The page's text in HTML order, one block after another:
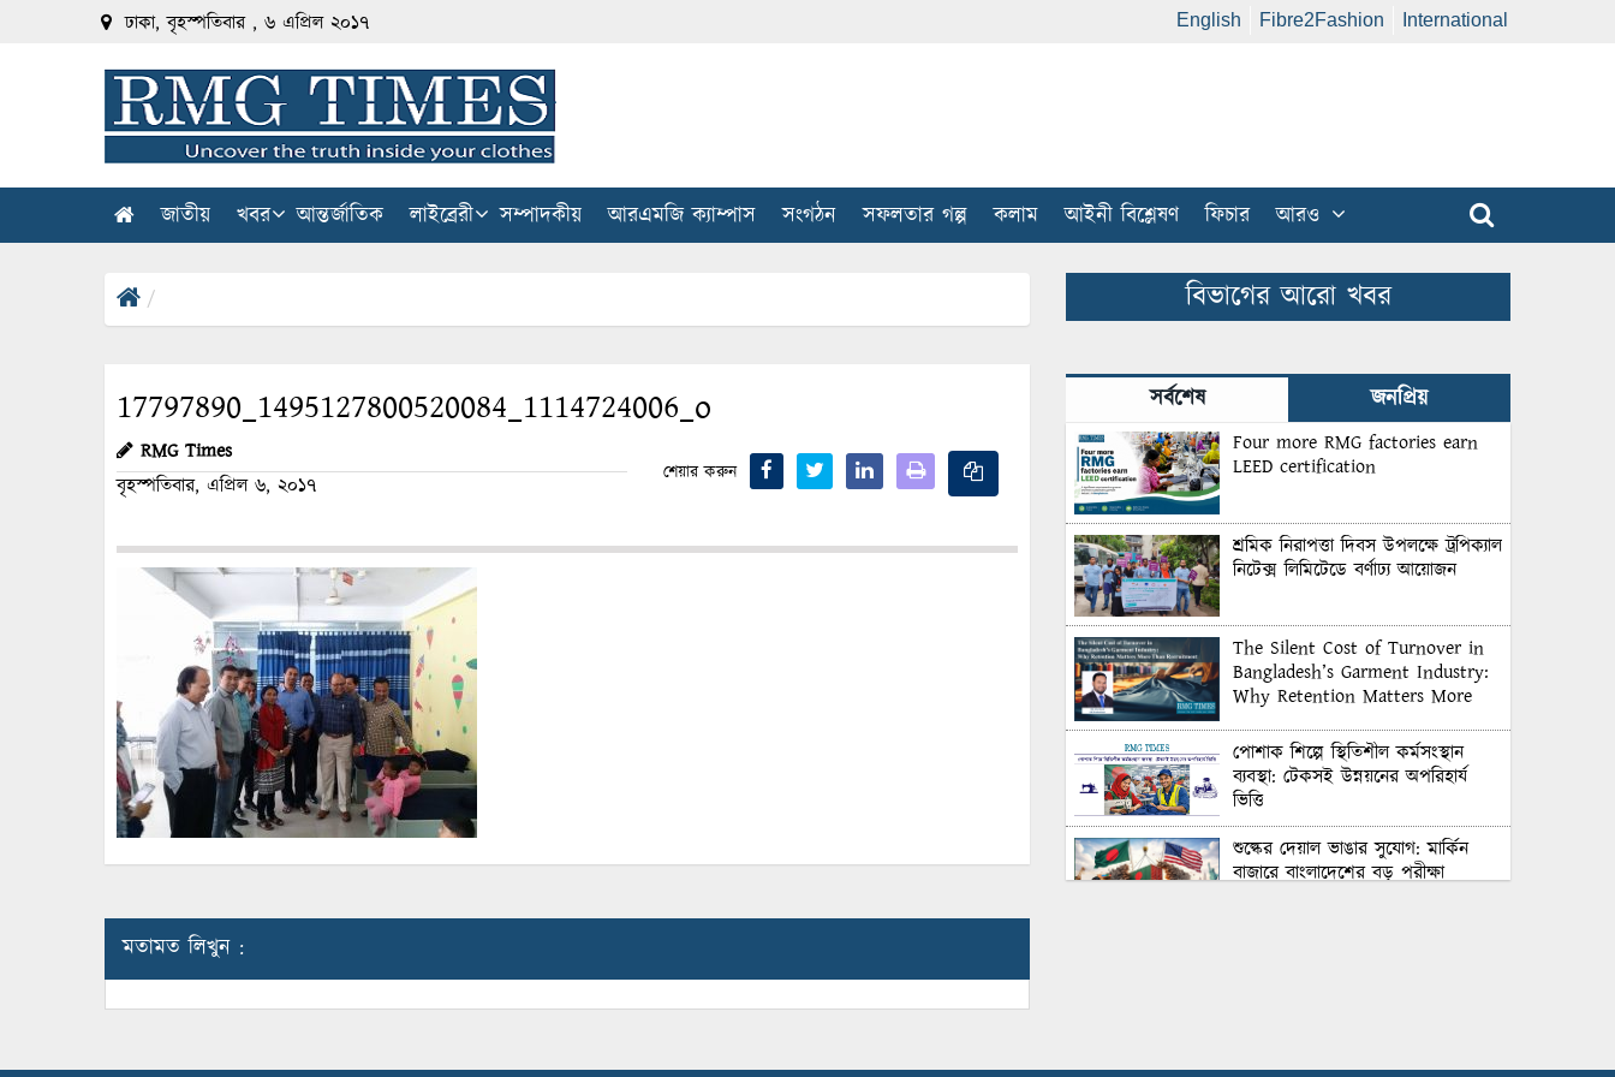
ঢাকা, বৃহস্পতিবার , ৬ এপ্রিল ২০১৭ English Fibre2Fashion International
জাতীয় খবর আন্তর্জাতিক লাইব্রেরী সম্পাদকীয় আরএমজি ক্যাম্পাস সংগঠন সফলতার গল্প কলাম আইনী বিশ্লেষণ ফিচার আরও
17797890_1495127800520084_1114724006_o
RMG Times
বৃহস্পতিবার, এপ্রিল ৬, ২০১৭
শেয়ার করুন
মতামত লিখুন :
বিভাগের আরো খবর
সর্বশেষ জনপ্রিয়
Four more RMG factories earn
LEED certification
শ্রমিক নিরাপত্তা দিবস উপলক্ষে ট্রপিক্যাল
নিটেক্স লিমিটেডে বর্ণাঢ্য আয়োজন
The Silent Cost of Turnover in
Bangladesh’s Garment Industry:
Why Retention Matters More
পোশাক শিল্পে স্থিতিশীল কর্মসংস্থান
ব্যবস্থা: টেকসই উন্নয়নের অপরিহার্য
ভিত্তি
শুল্কের দেয়াল ভাঙার সুযোগ: মার্কিন
বাজারে বাংলাদেশের বড় পরীক্ষা
Control Union Bangladesh Hosts